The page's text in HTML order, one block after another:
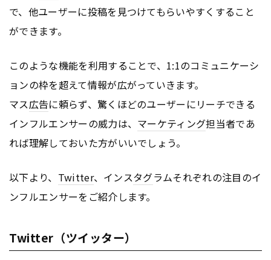
で、他ユーザーに投稿を見つけてもらいやすくすること
ができます。
このような機能を利用することで、1:1のコミュニケーシ
ョンの枠を超えて情報が広がっていきます。
マス広告に頼らず、驚くほどのユーザーにリーチできる
インフルエンサーの威力は、 マーケティング担当者であ
れば理解しておいた方がいいでしょう。
以下より、 Twitter、インスタグラムそれぞれの注目のイ
ンフルエンサーをご紹介します。
Twitter（ツイッター）